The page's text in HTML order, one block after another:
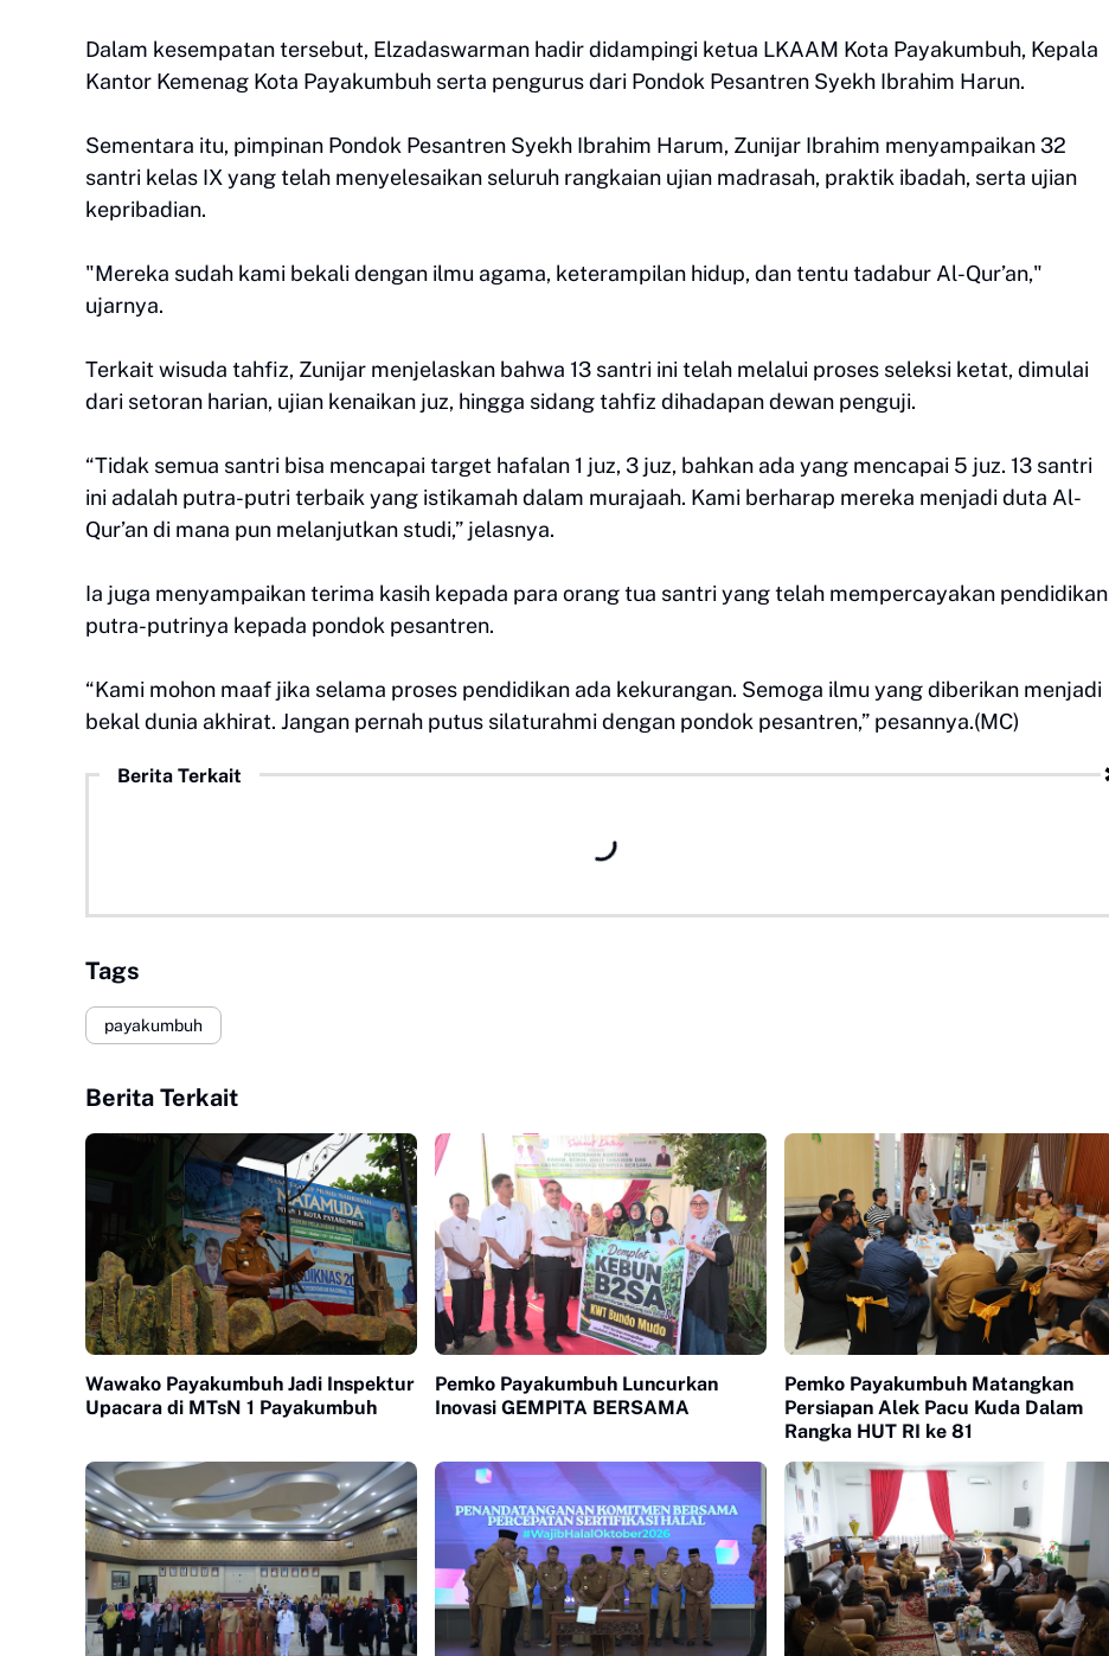
Dalam kesempatan tersebut, Elzadaswarman hadir didampingi ketua LKAAM Kota Payakumbuh, Kepala
Kantor Kemenag Kota Payakumbuh serta pengurus dari Pondok Pesantren Syekh Ibrahim Harun.
Sementara itu, pimpinan Pondok Pesantren Syekh Ibrahim Harum, Zunijar Ibrahim menyampaikan 32
santri kelas IX yang telah menyelesaikan seluruh rangkaian ujian madrasah, praktik ibadah, serta ujian
kepribadian.
"Mereka sudah kami bekali dengan ilmu agama, keterampilan hidup, dan tentu tadabur Al-Qur’an,"
ujarnya.
Terkait wisuda tahfiz, Zunijar menjelaskan bahwa 13 santri ini telah melalui proses seleksi ketat, dimulai
dari setoran harian, ujian kenaikan juz, hingga sidang tahfiz dihadapan dewan penguji.
“Tidak semua santri bisa mencapai target hafalan 1 juz, 3 juz, bahkan ada yang mencapai 5 juz. 13 santri
ini adalah putra-putri terbaik yang istikamah dalam murajaah. Kami berharap mereka menjadi duta Al-
Qur’an di mana pun melanjutkan studi,” jelasnya.
Ia juga menyampaikan terima kasih kepada para orang tua santri yang telah mempercayakan pendidikan
putra-putrinya kepada pondok pesantren.
“Kami mohon maaf jika selama proses pendidikan ada kekurangan. Semoga ilmu yang diberikan menjadi
bekal dunia akhirat. Jangan pernah putus silaturahmi dengan pondok pesantren,” pesannya.(MC)
Berita Terkait
Tags
payakumbuh
Berita Terkait
Wawako Payakumbuh Jadi Inspektur
Upacara di MTsN 1 Payakumbuh
Pemko Payakumbuh Luncurkan
Inovasi GEMPITA BERSAMA
Pemko Payakumbuh Matangkan
Persiapan Alek Pacu Kuda Dalam
Rangka HUT RI ke 81